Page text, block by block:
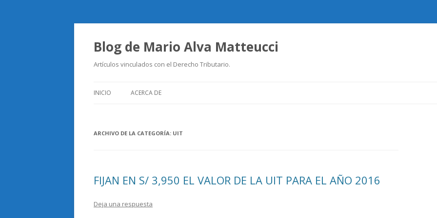
Blog de Mario Alva Matteucci
Artículos vinculados con el Derecho Tributario.
INICIO ACERCA DE
ARCHIVO DE LA CATEGORÍA: UIT
FIJAN EN S/ 3,950 EL VALOR DE LA UIT PARA EL AÑO 2016
Deja una respuesta